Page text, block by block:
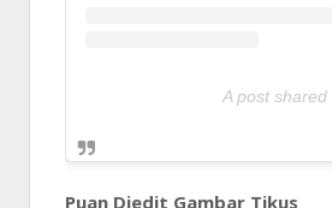
A post shared
Puan Diedit Gambar Tikus